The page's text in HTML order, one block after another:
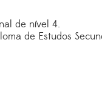
de nível 4.
de Estudos